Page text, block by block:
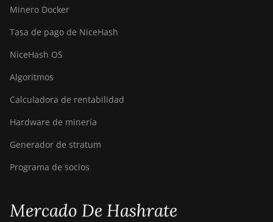
Minero Docker
Tasa de pago de NiceHash
NiceHash OS
Algoritmos
Calculadora de rentabilidad
Hardware de minería
Generador de stratum
Programa de socios
Mercado De Hashrate